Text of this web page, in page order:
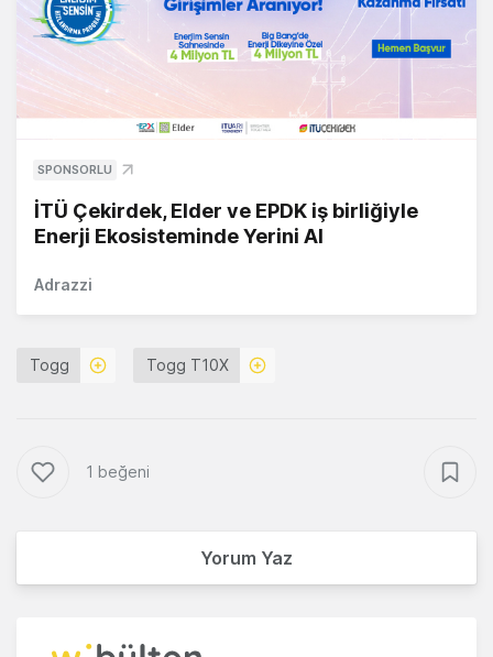
SPONSORLU
İTÜ Çekirdek, Elder ve EPDK iş birliğiyle
Enerji Ekosisteminde Yerini Al
Adrazzi
Togg Togg T10X
1 beğeni
Yorum Yaz